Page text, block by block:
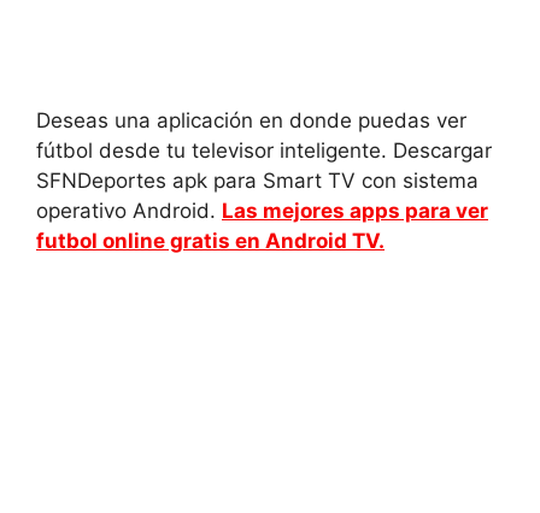
Deseas una aplicación en donde puedas ver
fútbol desde tu televisor inteligente. Descargar
SFNDeportes apk para Smart TV con sistema
operativo Android. Las mejores apps para ver
futbol online gratis en Android TV.